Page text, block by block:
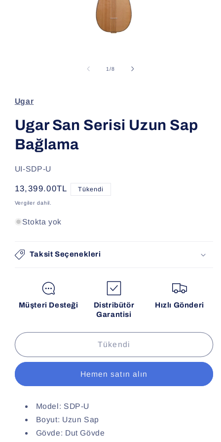
1//8
Ugar
Ugar San Serisi Uzun Sap
Bağlama
SKU:
UI-SDP-U
Normal
fiyat
13,399.00TL Tükendi
Vergiler dahil.
Stokta yok
Taksit Seçenekleri
Müşteri Desteği
Distribütör
Garantisi
Hızlı Gönderi
Tükendi
Hemen satın alın
Model: SDP-U
Boyut: Uzun Sap
Gövde: Dut Gövde